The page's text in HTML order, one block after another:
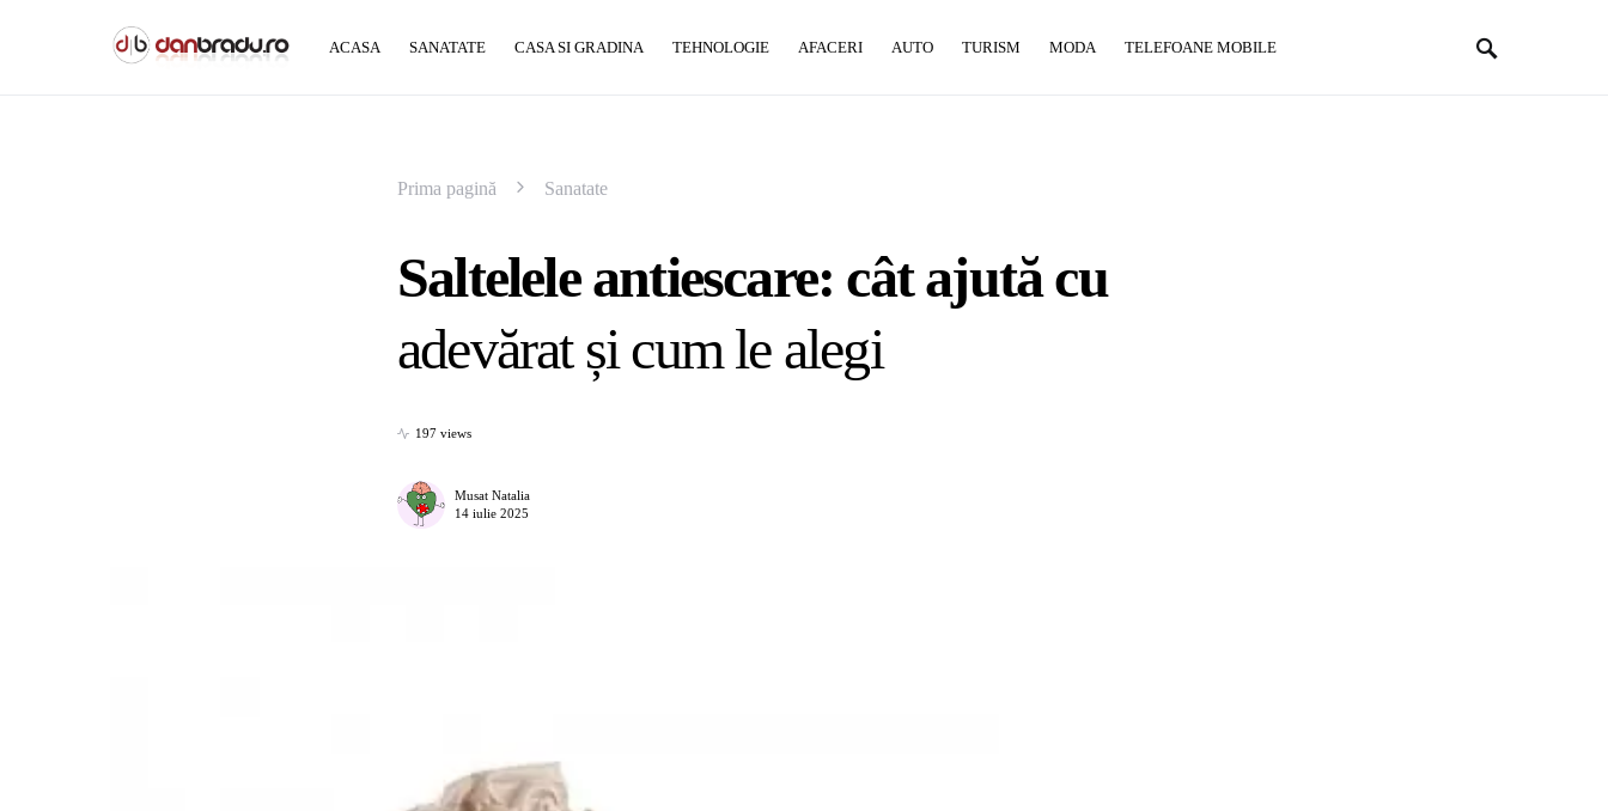
ACASA SANATATE CASA SI GRADINA TEHNOLOGIE AFACERI AUTO TURISM MODA TELEFOANE MOBILE
Prima pagină Sanatate
Saltelele antiescare: cât ajută cu
adevărat și cum le alegi
197 views
Musat Natalia
14 iulie 2025